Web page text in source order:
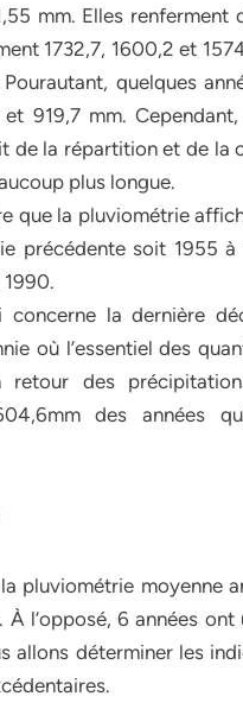
mm. Elles
1732,7, 1600,2 et
quelques
919,7 mm.
de la répartition et de la
plus longue.
que la pluviométrie
précédente soit 1955
la dernière
où l’essentiel des
des
des années
pluviométrie moyenne
l’opposé, 6 années
allons déterminer les